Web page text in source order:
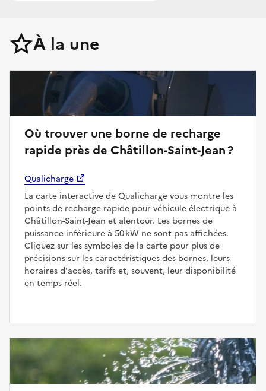
À la une
Où trouver une borne de recharge
rapide près de Châtillon-Saint-Jean ?
Qualicharge
La carte interactive de Qualicharge vous montre les
points de recharge rapide pour véhicule électrique à
Châtillon-Saint-Jean et alentour. Les bornes de
puissance inférieure à 50 kW ne sont pas affichées.
Cliquez sur les symboles de la carte pour plus de
précisions sur les caractéristiques des bornes, leurs
horaires d'accès, tarifs et, souvent, leur disponibilité
en temps réel.